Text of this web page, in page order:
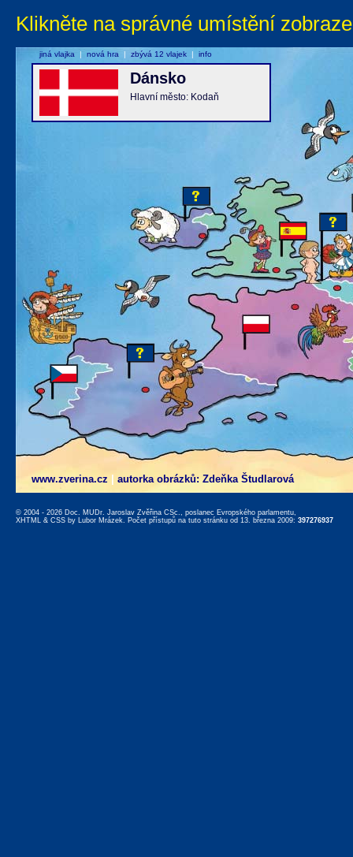
Klikněte na správné umístění
www.zverina.cz autorka obrázků: Zdeňka Študlarová
Dánsko
Hlavní město: Kodaň
jiná vlajka | nová hra | zbývá 12 vlajek | info
© 2004 - 2026 Doc. MUDr. Jaroslav Zvěřina CSc., poslanec Evropského parlamentu,
XHTML & CSS by Lubor Mrázek. Počet přístupů na tuto stránku od 13. března 2009: 397276937